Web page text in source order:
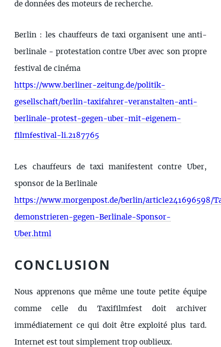
de données des moteurs de recherche.
Berlin : les chauffeurs de taxi organisent une anti-
berlinale - protestation contre Uber avec son propre
festival de cinéma
https://www.berliner-zeitung.de/politik-
gesellschaft/berlin-taxifahrer-veranstalten-anti-
berlinale-protest-gegen-uber-mit-eigenem-
filmfestival-li.2187765
Les chauffeurs de taxi manifestent contre Uber,
sponsor de la Berlinale
https://www.morgenpost.de/berlin/article241696598/
demonstrieren-gegen-Berlinale-Sponsor-
Uber.html
CONCLUSION
Nous apprenons que même une toute petite équipe
comme celle du Taxifilmfest doit archiver
immédiatement ce qui doit être exploité plus tard.
Internet est tout simplement trop oublieux.